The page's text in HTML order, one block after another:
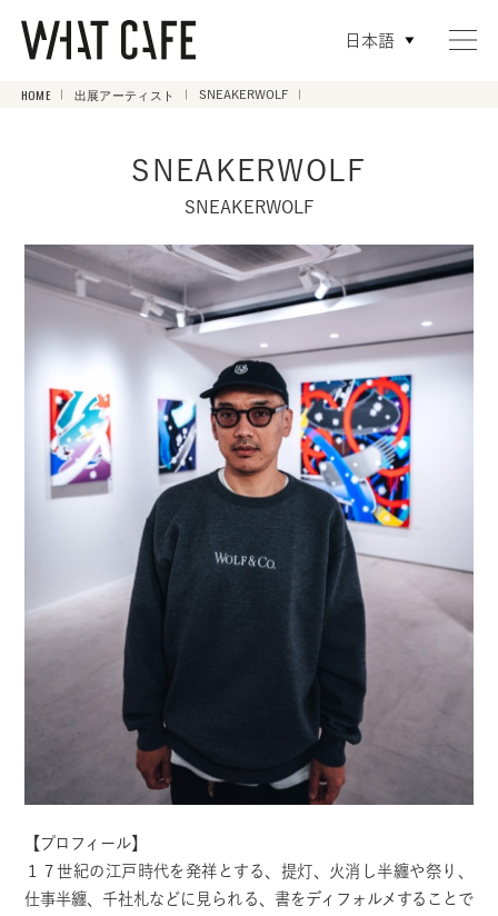
日本語
HOME 出展アーティスト SNEAKERWOLF
SNEAKERWOLF
SNEAKERWOLF
【プロフィール】
１７世紀の江戸時代を発祥とする、提灯、火消し半纏や祭り、
仕事半纏、千社札などに見られる、書をディフォルメすることで